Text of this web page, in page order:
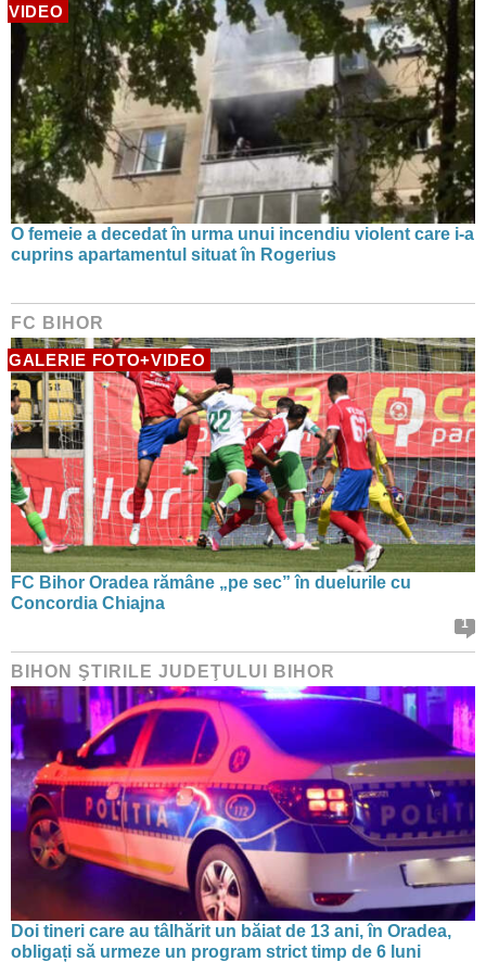
VIDEO
O femeie a decedat în urma unui incendiu violent care i-a
cuprins apartamentul situat în Rogerius
FC BIHOR
GALERIE FOTO+VIDEO
FC Bihor Oradea rămâne „pe sec” în duelurile cu
Concordia Chiajna
1
BIHON ŞTIRILE JUDEŢULUI BIHOR
Doi tineri care au tâlhărit un băiat de 13 ani, în Oradea,
obligați să urmeze un program strict timp de 6 luni